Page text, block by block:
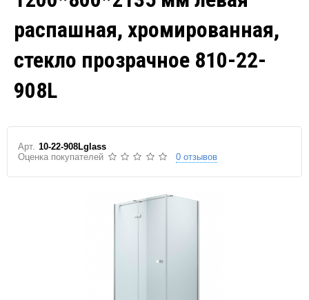
распашная, хромированная,
стекло прозрачное 810-22-
908L
Арт. 10-22-908Lglass
Оценка покупателей
0 отзывов